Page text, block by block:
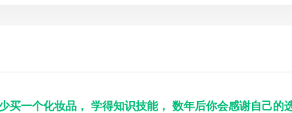
一个化妆品， 学得知识技能， 数年后你会感谢自己的选